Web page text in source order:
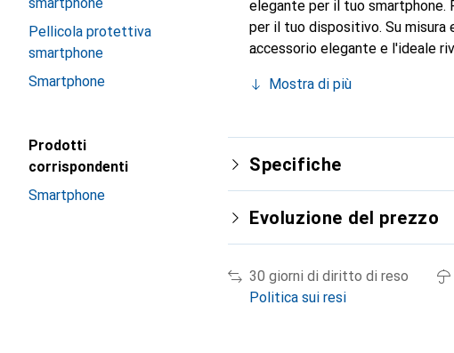
Pellicola protettiva
smartphone
Smartphone
Prodotti
corrispondenti
Smartphone
elegante per il tuo smartphone.
per il tuo dispositivo. Su
accessorio elegante e l'ideale
Mostra di più
Specifiche
Evoluzione del prezzo
30 giorni di diritto di reso
Politica sui resi